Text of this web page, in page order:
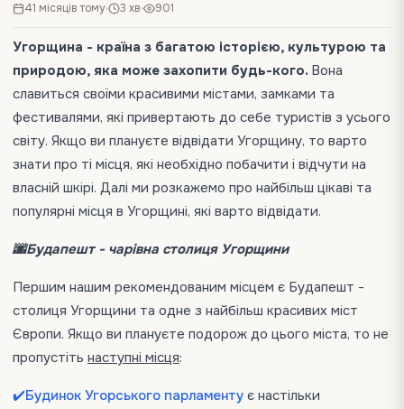
41 місяців тому 3 хв 901
Угорщина - країна з багатою історією, культурою та
природою, яка може захопити будь-кого. Вона
славиться своїми красивими містами, замками та
фестивалями, які привертають до себе туристів з усього
світу. Якщо ви плануєте відвідати Угорщину, то варто
знати про ті місця, які необхідно побачити і відчути на
власній шкірі. Далі ми розкажемо про найбільш цікаві та
популярні місця в Угорщині, які варто відвідати.
🌆Будапешт - чарівна столиця Угорщини
Першим нашим рекомендованим місцем є Будапешт -
столиця Угорщини та одне з найбільш красивих міст
Європи. Якщо ви плануєте подорож до цього міста, то не
пропустіть наступні місця:
✔️Будинок Угорського парламенту є настільки